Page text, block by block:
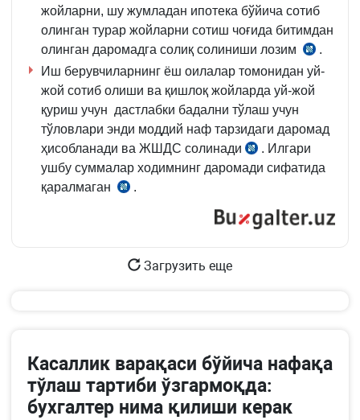
жойларни, шу жумладан ипотека бўйича сотиб
олинган турар жойларни сотиш чоғида битимдан
олинган даромадга солиқ солиниши лозим
СК
378-
м.
б.
.
Иш берувчиларнинг ёш оилалар томонидан уй-
жой сотиб олиши ва қишлоқ жойларда уй-жой
қуриш учун дастлабки бадални тўлаш учун
тўловлари энди моддий наф тарзидаги даромад
ҳисобланади ва ЖШДС солинади
СК
376-
б.
. Илгари
ушбу суммалар ходимнинг даромади сифатида
қаралмаган
2007-
171-
б.
.
Загрузить еще
Касаллик варақаси бўйича нафақа
тўлаш тартиби ўзгармоқда:
бухгалтер нима қилиши керак